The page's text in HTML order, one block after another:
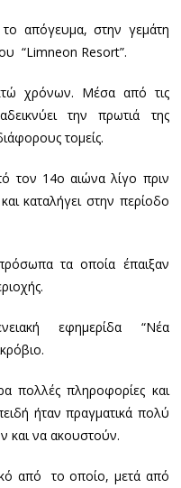
απόγευμα, στην γεμάτη
“Limneon Resort”.
χρόνων. Μέσα από τις
την πρωτιά της
τομείς.
τον 14ο αιώνα λίγο πριν
καταλήγει στην περίοδο
τα οποία έπαιξαν
εφημερίδα “Νέα
πολλές πληροφορίες και
ήταν πραγματικά πολύ
και να ακουστούν.
από το οποίο, μετά από